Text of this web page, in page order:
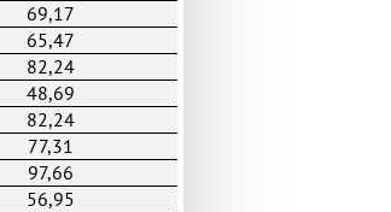
69,17
65,47
82,24
48,69
82,24
77,31
97,66
56,95